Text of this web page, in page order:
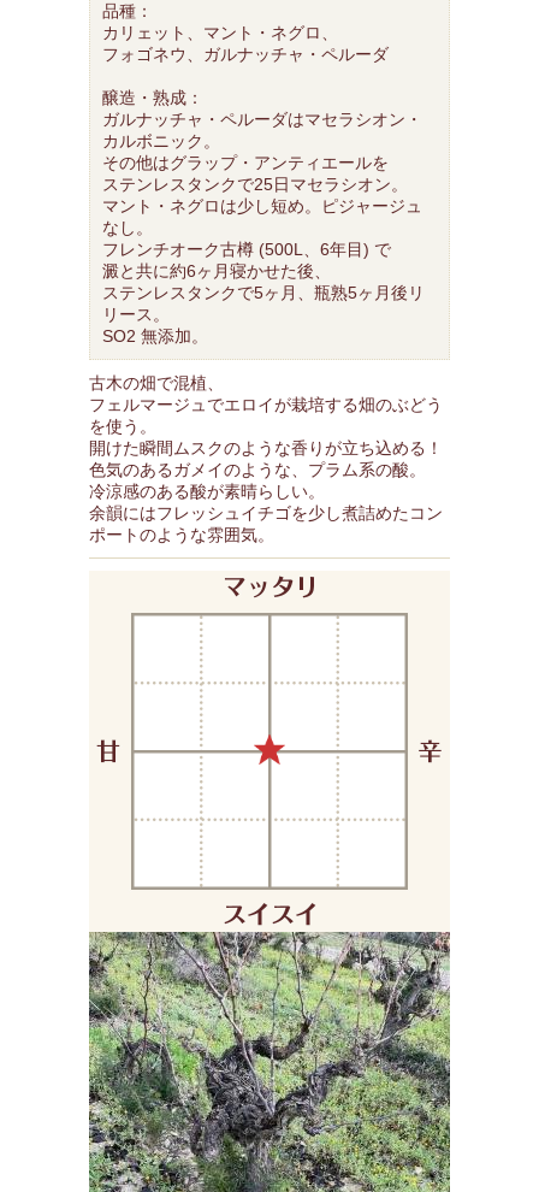
品種：
カリェット、マント・ネグロ、
フォゴネウ、ガルナッチャ・ペルーダ
醸造・熟成：
ガルナッチャ・ペルーダはマセラシオン・
カルボニック。
その他はグラップ・アンティエールを
ステンレスタンクで25日マセラシオン。
マント・ネグロは少し短め。ピジャージュ
なし。
フレンチオーク古樽 (500L、6年目) で
澱と共に約6ヶ月寝かせた後、
ステンレスタンクで5ヶ月、瓶熟5ヶ月後リ
リース。
SO2 無添加。
古木の畑で混植、
フェルマージュでエロイが栽培する畑のぶどう
を使う。
開けた瞬間ムスクのような香りが立ち込める！
色気のあるガメイのような、プラム系の酸。
冷涼感のある酸が素晴らしい。
余韻にはフレッシュイチゴを少し煮詰めたコン
ポートのような雰囲気。